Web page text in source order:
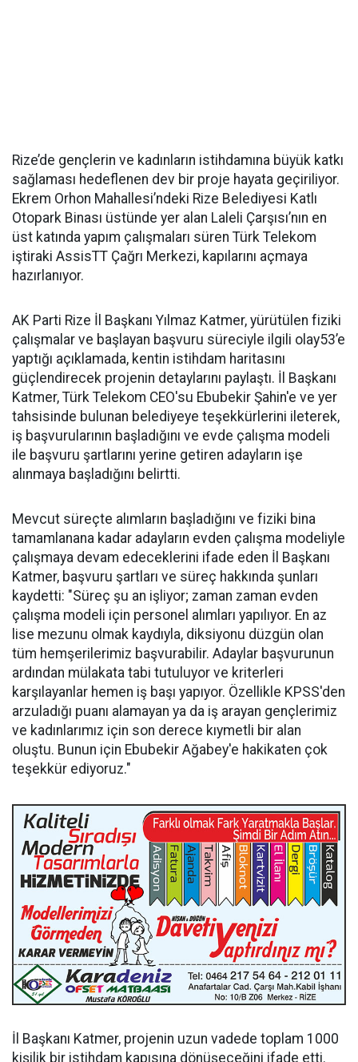
Rize’de gençlerin ve kadınların istihdamına büyük katkı
sağlaması hedeflenen dev bir proje hayata geçiriliyor.
Ekrem Orhon Mahallesi’ndeki Rize Belediyesi Katlı
Otopark Binası üstünde yer alan Laleli Çarşısı’nın en
üst katında yapım çalışmaları süren Türk Telekom
iştiraki AssisTT Çağrı Merkezi, kapılarını açmaya
hazırlanıyor.
AK Parti Rize İl Başkanı Yılmaz Katmer, yürütülen fiziki
çalışmalar ve başlayan başvuru süreciyle ilgili olay53’e
yaptığı açıklamada, kentin istihdam haritasını
güçlendirecek projenin detaylarını paylaştı. İl Başkanı
Katmer, Türk Telekom CEO'su Ebubekir Şahin'e ve yer
tahsisinde bulunan belediyeye teşekkürlerini ileterek,
iş başvurularının başladığını ve evde çalışma modeli
ile başvuru şartlarını yerine getiren adayların işe
alınmaya başladığını belirtti.
Mevcut süreçte alımların başladığını ve fiziki bina
tamamlanana kadar adayların evden çalışma modeliyle
çalışmaya devam edeceklerini ifade eden İl Başkanı
Katmer, başvuru şartları ve süreç hakkında şunları
kaydetti: "Süreç şu an işliyor; zaman zaman evden
çalışma modeli için personel alımları yapılıyor. En az
lise mezunu olmak kaydıyla, diksiyonu düzgün olan
tüm hemşerilerimiz başvurabilir. Adaylar başvurunun
ardından mülakata tabi tutuluyor ve kriterleri
karşılayanlar hemen iş başı yapıyor. Özellikle KPSS'den
arzuladığı puanı alamayan ya da iş arayan gençlerimiz
ve kadınlarımız için son derece kıymetli bir alan
oluştu. Bunun için Ebubekir Ağabey'e hakikaten çok
teşekkür ediyoruz."
İl Başkanı Katmer, projenin uzun vadede toplam 1000
kişilik bir istihdam kapısına dönüşeceğini ifade etti.